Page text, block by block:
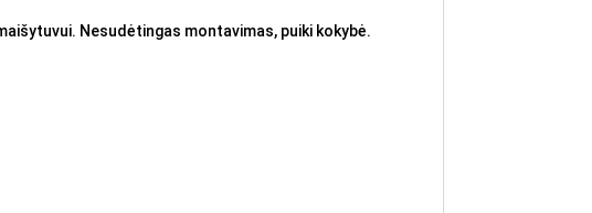
Nesudėtingas montavimas, puiki kokybė.